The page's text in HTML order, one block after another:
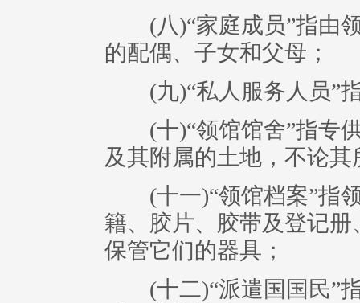
(八)“家庭成员”指由领
的配偶、子女和父母；
(九)“私人服务人员”指
(十)“领馆馆舍”指专供
及其附属的土地，不论
(十一)“领馆档案”指领
籍、胶片、胶带及登记
保管它们的器具；
(十二)“派遣国国民”指